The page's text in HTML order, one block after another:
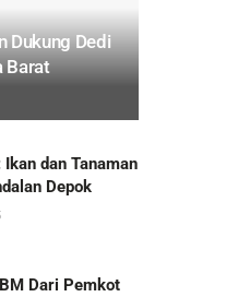
Dukung Dedi
Barat
dan Tanaman
Depok
Dari Pemkot